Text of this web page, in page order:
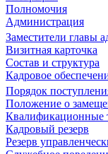
Полномочия
Администрация
Заместители главы
Визитная карточка
Состав и структура
Кадровое
Порядок
Положение о
Квалификационные
Кадровый резерв
Резерв